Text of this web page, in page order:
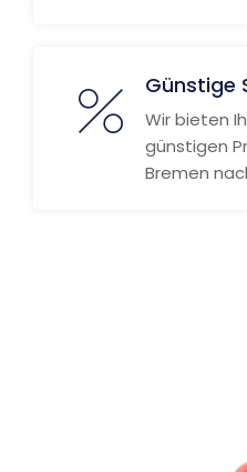
Günstige
Wir bieten
günstigen
Bremen